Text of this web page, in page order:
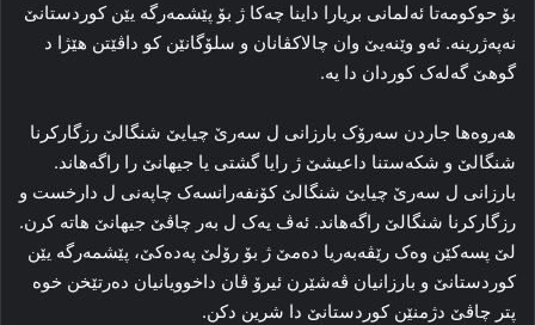
بۆ حوکومه‌تا ئەلمانی بریارا داینا چه‌کا ژ بۆ پێشمه‌رگه‌ یێن کوردستانێ
نه‌په‌ژرینه‌. ئه‌و وێنه‌یێ وان چالاکڤانان و سلۆگانێن کو داڤێتن هێژا د
گوهێ گه‌له‌ک کوردان دا یه‌.
هه‌روه‌ها جاردن سه‌رۆک بارزانی ل سه‌رێ چیایێ شنگالێ رزگارکرنا
شنگالێ و شکه‌ستنا داعیشێ ژ رایا گشتی یا جیهانێ را راگەهاند.
بارزانی ل سه‌رێ چیایێ شنگالێ کۆنفه‌رانسه‌ک چاپه‌نی ل دارخست و
رزگارکرنا شنگالێ راگەهاند. ئه‌ڤ یه‌ک ل به‌ر چاڤێ جیهانێ هاته‌ کرن.
لێ پسه‌کێن وه‌ک رێڤه‌به‌ریا ده‌مێ ژ بۆ رۆلێ پەدەکێ، پێشمه‌رگه‌ یێن
کوردستانێ و بارزانیان ڤه‌شێرن ئیرۆ ڤان داخوویانیان ده‌رتێخن خوه‌
پتر چاڤێ دژمنێن کوردستانێ دا شرین دکن.